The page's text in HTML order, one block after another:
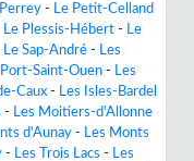
Perrey - Le Petit-Celland
Le Plessis-Hébert - Le
Le Sap-André - Les
Saint-Ouen - Les
Caux - Les Isles-Bardel
- Les Moitiers-d'Allonne
d'Aunay - Les Monts
- Les Trois Lacs - Les